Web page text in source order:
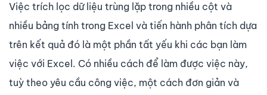
Việc trích lọc dữ liệu trùng lặp trong nhiều cột và
nhiều bảng tính trong Excel và tiến hành phân tích dựa
trên kết quả đó là một phần tất yếu khi các bạn làm
việc với Excel. Có nhiều cách để làm được việc này,
tuỳ theo yêu cầu công việc, một cách đơn giản và